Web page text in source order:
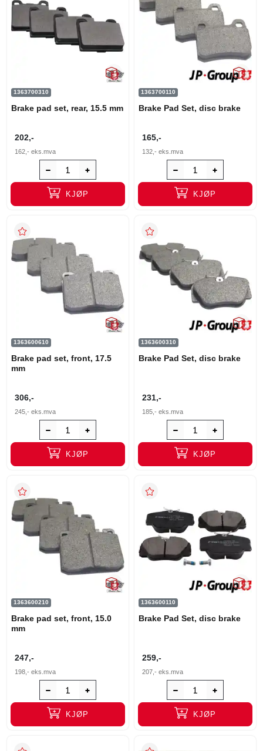
1363700310
Brake pad set, rear, 15.5 mm
202,-
162,- eks.mva
KJØP
1363700110
Brake Pad Set, disc brake
165,-
132,- eks.mva
KJØP
1363600610
Brake pad set, front, 17.5
mm
306,-
245,- eks.mva
KJØP
1363600310
Brake Pad Set, disc brake
231,-
185,- eks.mva
KJØP
1363600210
Brake pad set, front, 15.0
mm
247,-
198,- eks.mva
KJØP
1363600110
Brake Pad Set, disc brake
259,-
207,- eks.mva
KJØP